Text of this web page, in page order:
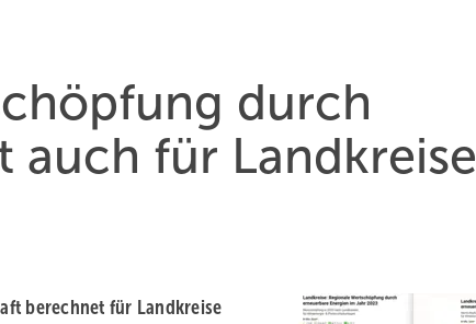
durch
auch für Landkreise
berechnet für Landkreise